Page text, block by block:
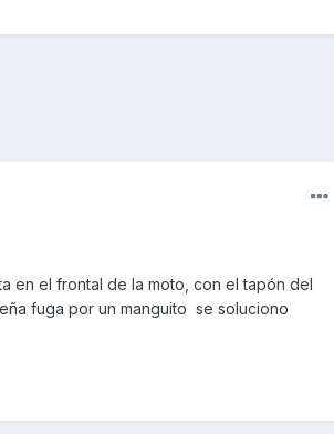
en el frontal de la moto, con el tapón del
fuga por un manguito se soluciono